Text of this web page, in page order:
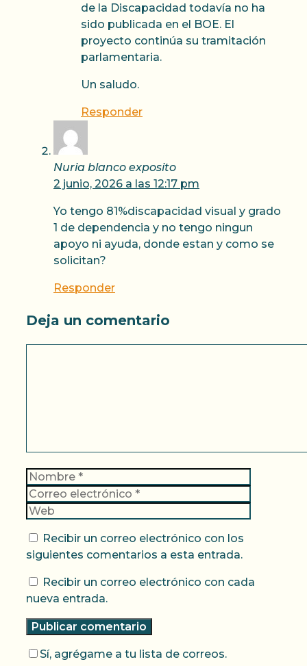
de la Discapacidad todavía no ha
sido publicada en el BOE. El
proyecto continúa su tramitación
parlamentaria.
Un saludo.
Responder
Nuria blanco exposito
2 junio, 2026 a las 12:17 pm
Yo tengo 81%discapacidad visual y grado
1 de dependencia y no tengo ningun
apoyo ni ayuda, donde estan y como se
solicitan?
Responder
Deja un comentario
Nombre
Recibir un correo electrónico con los
siguientes comentarios a esta entrada.
Recibir un correo electrónico con cada
nueva entrada.
Sí, agrégame a tu lista de correos.